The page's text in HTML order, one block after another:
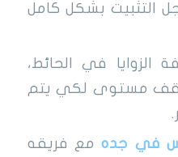
التثبيت بشكل كامل
الزوايا في الحائط،
مستوى لكي يتم
في جدهمع فريقه